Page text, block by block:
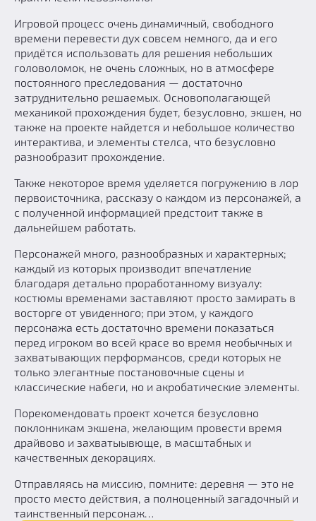
Игровой процесс очень динамичный, свободного
времени перевести дух совсем немного, да и его
придётся использовать для решения небольших
головоломок, не очень сложных, но в атмосфере
постоянного преследования — достаточно
затруднительно решаемых. Основополагающей
механикой прохождения будет, безусловно, экшен, но
также на проекте найдется и небольшое количество
интерактива, и элементы стелса, что безусловно
разнообразит прохождение.
Также некоторое время уделяется погружению в лор
первоисточника, рассказу о каждом из персонажей, а
с полученной информацией предстоит также в
дальнейшем работать.
Персонажей много, разнообразных и характерных;
каждый из которых производит впечатление
благодаря детально проработанному визуалу:
костюмы временами заставляют просто замирать в
восторге от увиденного; при этом, у каждого
персонажа есть достаточно времени показаться
перед игроком во всей красе во время необычных и
захватывающих перформансов, среди которых не
только элегантные постановочные сцены и
классические набеги, но и акробатические элементы.
Порекомендовать проект хочется безусловно
поклонникам экшена, желающим провести время
драйвово и захватыывюще, в масштабных и
качественных декорациях.
Отправляясь на миссию, помните: деревня — это не
просто место действия, а полноценный загадочный и
таинственный персонаж…